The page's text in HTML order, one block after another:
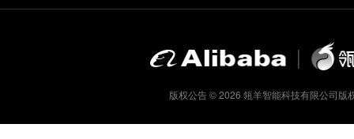
版权公告 ©2026 瓴羊智能科技有限公司版